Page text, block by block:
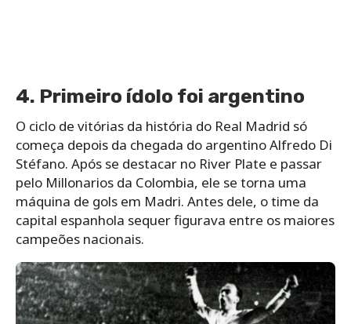
4. Primeiro ídolo foi argentino
O ciclo de vitórias da história do Real Madrid só
começa depois da chegada do argentino Alfredo Di
Stéfano. Após se destacar no River Plate e passar
pelo Millonarios da Colombia, ele se torna uma
máquina de gols em Madri. Antes dele, o time da
capital espanhola sequer figurava entre os maiores
campeões nacionais.